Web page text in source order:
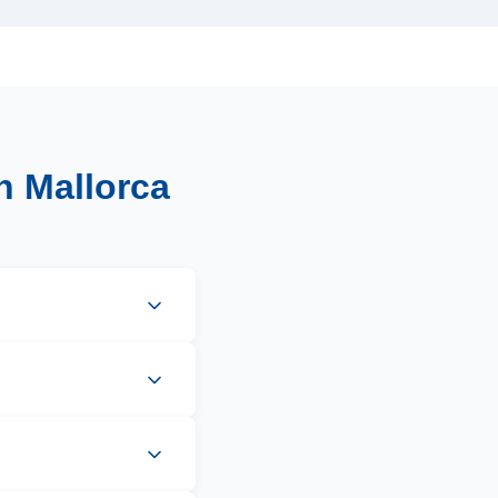
Mallorca
sich unser
unserem Depot